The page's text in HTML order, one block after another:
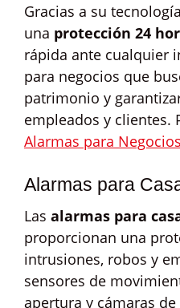
Gracias a su
una protección 24
rápida ante cualquier
para negocios que
patrimonio y
empleados y clientes.
Alarmas para Negocios
Alarmas para
Las alarmas para
proporcionan una
intrusiones, robos y
sensores de
apertura y cámaras